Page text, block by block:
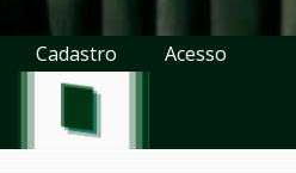
Cadastro Acesso